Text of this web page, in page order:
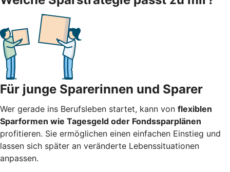
Für junge Sparerinnen und Sparer
Wer gerade ins Berufsleben startet, kann von flexiblen
Sparformen wie Tagesgeld oder Fondssparplänen
profitieren. Sie ermöglichen einen einfachen Einstieg und
lassen sich später an veränderte Lebenssituationen
anpassen.